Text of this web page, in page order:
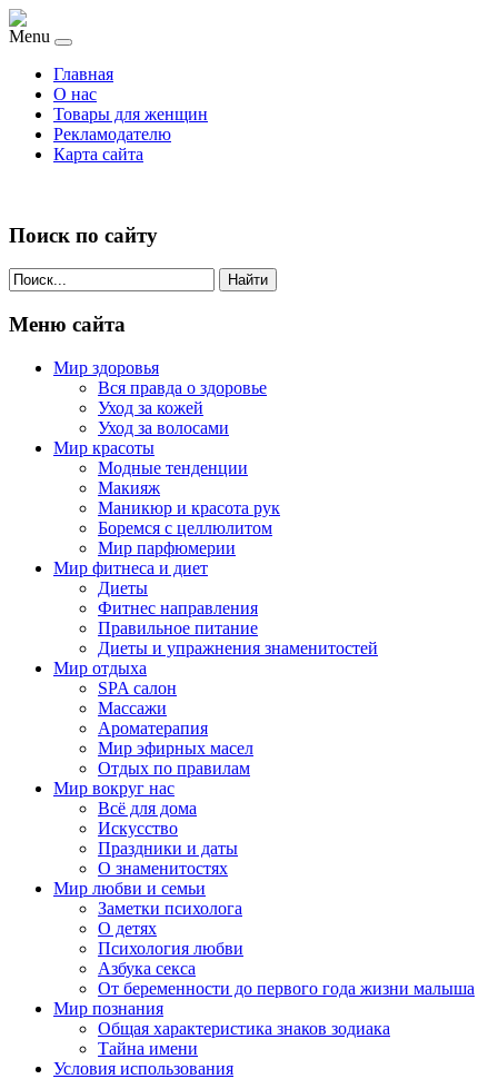
Menu
Главная
О нас
Товары для женщин
Рекламодателю
Карта сайта
Поиск по сайту
Найти
Меню сайта
Мир здоровья
Вся правда о здоровье
Уход за кожей
Уход за волосами
Мир красоты
Модные тенденции
Макияж
Маникюр и красота рук
Боремся с целлюлитом
Мир парфюмерии
Мир фитнеса и диет
Диеты
Фитнес направления
Правильное питание
Диеты и упражнения знаменитостей
Мир отдыха
SPA салон
Массажи
Ароматерапия
Мир эфирных масел
Отдых по правилам
Мир вокруг нас
Всё для дома
Искусство
Праздники и даты
О знаменитостях
Мир любви и семьи
Заметки психолога
О детях
Психология любви
Азбука секса
От беременности до первого года жизни малыша
Мир познания
Общая характеристика знаков зодиака
Тайна имени
Условия использования